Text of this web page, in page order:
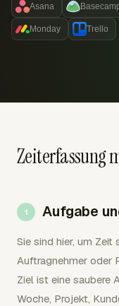
Asana
Monday Trello
Zeiterfassung
Aufgabe
Sie sind hier, um
Auftragnehmer oder
Ziel ist eine saubere
Woche, Projekt,